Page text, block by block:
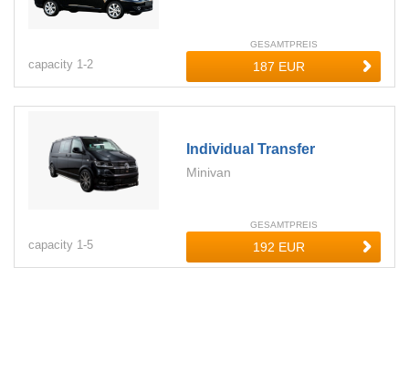
capacity 1-2
GESAMTPREIS
Individual Transfer
Minivan
capacity 1-5
GESAMTPREIS